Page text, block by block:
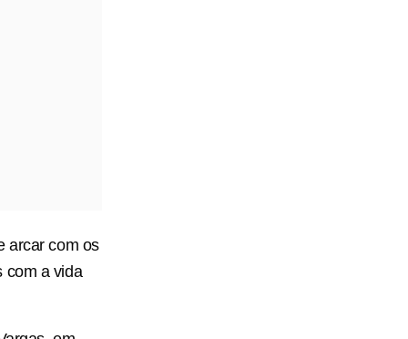
arcar com os
com a vida